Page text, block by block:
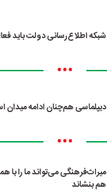
شبکه اطلاع‌رسانی دولت باید
•••
دیپلماسی هم‌چنان ادامه میدان
•••
میراث‌فرهنگی می‌تواند ما را با
هم بنشاند